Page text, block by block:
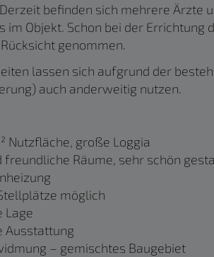
befinden sich mehrere Ärzte
im Objekt. Schon bei der Errichtung
genommen.
lassen sich aufgrund der
auch anderweitig nutzen.
Nutzfläche, große Loggia
freundliche Räume, sehr schön
möglich
Lage
Ausstattung
– gemischtes Baugebiet